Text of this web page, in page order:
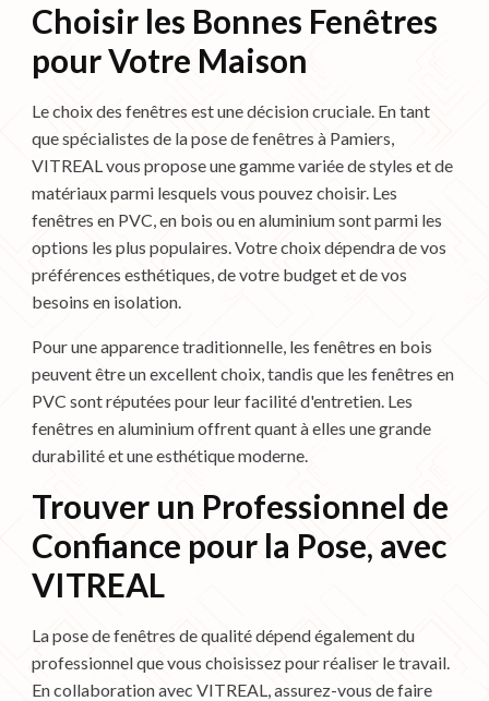
Choisir les Bonnes Fenêtres
pour Votre Maison
Le choix des fenêtres est une décision cruciale. En tant
que spécialistes de la pose de fenêtres à Pamiers,
VITREAL vous propose une gamme variée de styles et de
matériaux parmi lesquels vous pouvez choisir. Les
fenêtres en PVC, en bois ou en aluminium sont parmi les
options les plus populaires. Votre choix dépendra de vos
préférences esthétiques, de votre budget et de vos
besoins en isolation.
Pour une apparence traditionnelle, les fenêtres en bois
peuvent être un excellent choix, tandis que les fenêtres en
PVC sont réputées pour leur facilité d'entretien. Les
fenêtres en aluminium offrent quant à elles une grande
durabilité et une esthétique moderne.
Trouver un Professionnel de
Confiance pour la Pose, avec
VITREAL
La pose de fenêtres de qualité dépend également du
professionnel que vous choisissez pour réaliser le travail.
En collaboration avec VITREAL, assurez-vous de faire